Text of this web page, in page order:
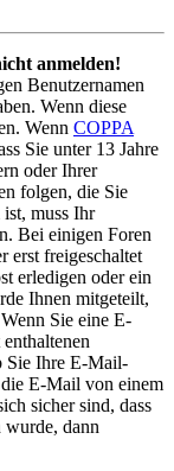
anmelden!
Benutzernamen
Wenn diese
Wenn COPPA
Sie unter 13 Jahre
oder Ihrer
folgen, die Sie
muss Ihr
Bei einigen Foren
erst freigeschaltet
erledigen oder ein
Ihnen mitgeteilt,
Sie eine E-
Sie Ihre E-Mail-
E-Mail von einem
sicher sind, dass
dann